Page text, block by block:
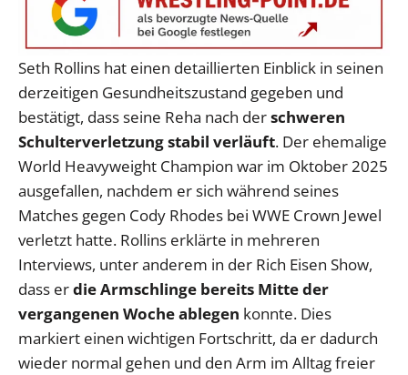
Seth Rollins hat einen detaillierten Einblick in seinen
derzeitigen Gesundheitszustand gegeben und
bestätigt, dass seine Reha nach derschweren
Schulterverletzung stabil verläuft. Der ehemalige
World Heavyweight Champion war im Oktober 2025
ausgefallen, nachdem er sich während seines
Matches gegen Cody Rhodes bei WWE Crown Jewel
verletzt hatte. Rollins erklärte in mehreren
Interviews, unter anderem in der Rich Eisen Show,
dass erdie Armschlinge bereits Mitte der
vergangenen Woche ablegen konnte. Dies
markiert einen wichtigen Fortschritt, da er dadurch
wieder normal gehen und den Arm im Alltag freier